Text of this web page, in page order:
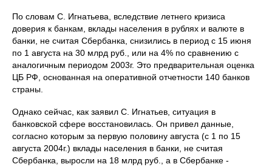
По словам С. Игнатьева, вследствие летнего кризиса
доверия к банкам, вклады населения в рублях и валюте в
банки, не считая Сбербанка, снизились в период с 15 июня
по 1 августа на 30 млрд руб., или на 4% по сравнению с
аналогичным периодом 2003г. Это предварительная оценка
ЦБ РФ, основанная на оперативной отчетности 140 банков
страны.
Однако сейчас, как заявил С. Игнатьев, ситуация в
банковской сфере восстановилась. Он привел данные,
согласно которым за первую половину августа (с 1 по 15
августа 2004г.) вклады населения в банки, не считая
Сбербанка, выросли на 18 млрд руб., а в Сбербанке -